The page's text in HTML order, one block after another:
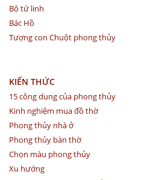
Bộ tứ linh
Bác Hồ
Tượng con Chuột phong thủy
KIẾN THỨC
15 công dụng của phong thủy
Kinh nghiệm mua đồ thờ
Phong thủy nhà ở
Phong thủy bàn thờ
Chọn màu phong thủy
Xu hướng